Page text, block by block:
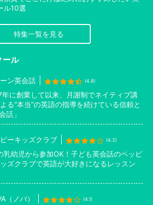
ル10選
特集一覧を見る
ール
ン英会話 (4.8)
年に創業して以来、月謝制でネイティブ講
る”本当”の英語の指導を続けている信頼と
話」
ーキッズクラブ (4.2)
乳幼児から参加OK！子ども英会話のペッピ
ズクラブで英語が大好きになるレッスン
（ノバ） (4.1)